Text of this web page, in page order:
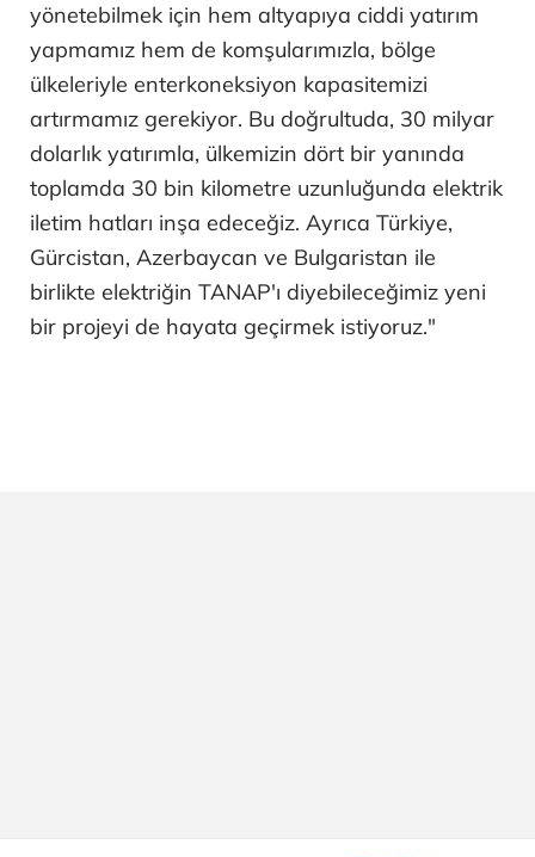
yönetebilmek için hem altyapıya ciddi yatırım
yapmamız hem de komşularımızla, bölge
ülkeleriyle enterkoneksiyon kapasitemizi
artırmamız gerekiyor. Bu doğrultuda, 30 milyar
dolarlık yatırımla, ülkemizin dört bir yanında
toplamda 30 bin kilometre uzunluğunda elektrik
iletim hatları inşa edeceğiz. Ayrıca Türkiye,
Gürcistan, Azerbaycan ve Bulgaristan ile
birlikte elektriğin TANAP'ı diyebileceğimiz yeni
bir projeyi de hayata geçirmek istiyoruz."